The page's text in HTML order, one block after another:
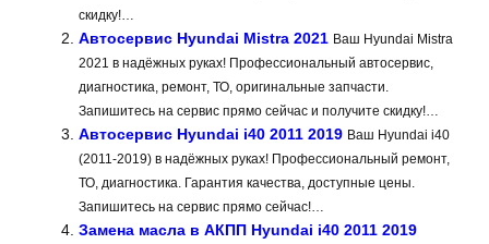
скидку!…
Автосервис Hyundai Mistra 2021 Ваш Hyundai Mistra
2021 в надёжных руках! Профессиональный автосервис,
диагностика, ремонт, ТО, оригинальные запчасти.
Запишитесь на сервис прямо сейчас и получите скидку!…
Автосервис Hyundai i40 2011 2019 Ваш Hyundai i40
(2011-2019) в надёжных руках! Профессиональный ремонт,
ТО, диагностика. Гарантия качества, доступные цены.
Запишитесь на сервис прямо сейчас!…
Замена масла в АКПП Hyundai i40 2011 2019